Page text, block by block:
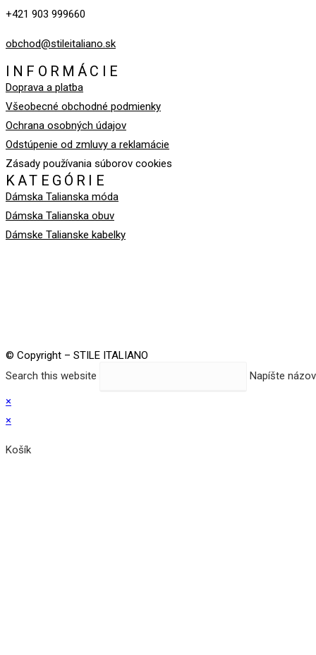
+421 903 999660
obchod@stileitaliano.sk
INFORMÁCIE
Doprava a platba
Všeobecné obchodné podmienky
Ochrana osobných údajov
Odstúpenie od zmluvy a reklamácie
Zásady používania súborov cookies
KATEGÓRIE
Dámska Talianska móda
Dámska Talianska obuv
Dámske Talianske kabelky
© Copyright – STILE ITALIANO
Search this website
Napíšte
×
×
Košík